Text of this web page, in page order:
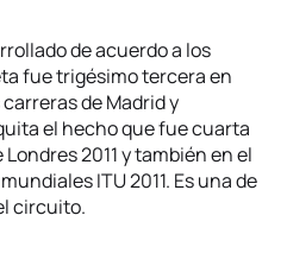
de acuerdo a los
fue trigésimo tercera en
de Madrid y
el hecho que fue cuarta
2011 y también en el
ITU 2011. Es una de
circuito.